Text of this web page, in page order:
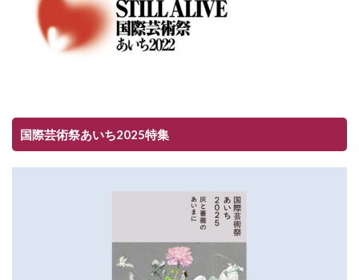
国際芸術祭あいち2025特集